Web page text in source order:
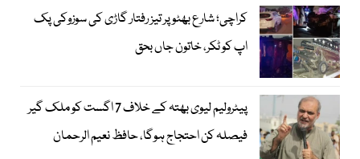
کراچی؛ شارع بھٹو پر تیز رفتار گاڑی کی سوزوکی پک
اپ کو ٹکر، خاتون جاں بحق
پیٹرولیم لیوی بھتہ کے خلاف 7 اگست کو ملک گیر
فیصلہ کن احتجاج ہوگا، حافظ نعیم الرحمان